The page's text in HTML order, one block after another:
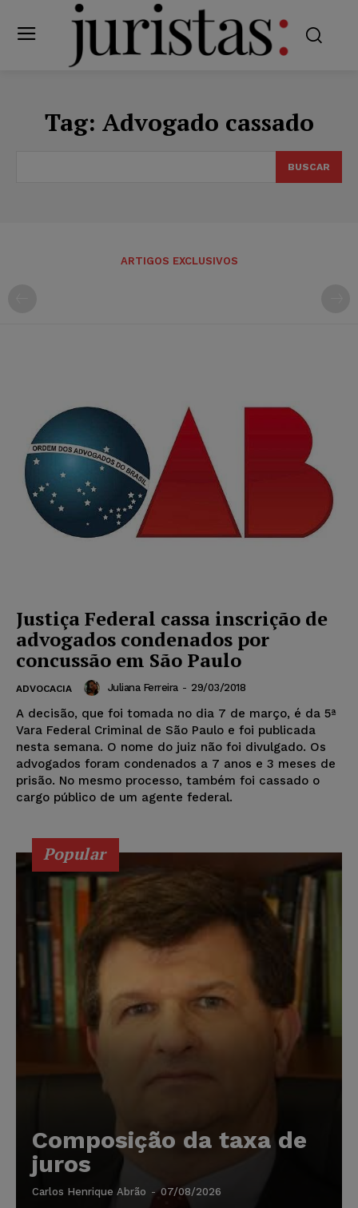
Tag: Advogado cassado
BUSCAR
ARTIGOS EXCLUSIVOS
Justiça Federal cassa inscrição de
advogados condenados por
concussão em São Paulo
ADVOCACIA Juliana Ferreira - 29/03/2018
A decisão, que foi tomada no dia 7 de março, é da 5ª
Vara Federal Criminal de São Paulo e foi publicada
nesta semana. O nome do juiz não foi divulgado. Os
advogados foram condenados a 7 anos e 3 meses de
prisão. No mesmo processo, também foi cassado o
cargo público de um agente federal.
Popular
Composição da taxa de
juros
Carlos Henrique Abrão - 07/08/2026